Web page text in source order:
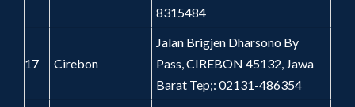
8315484
17 Cirebon
Jalan Brigjen Dharsono By
Pass, CIREBON 45132, Jawa
Barat Tep;: 02131-486354